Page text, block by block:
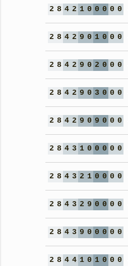
2 8 4 2 1 0 0 0 0 0
2 8 4 2 9 0 1 0 0 0
2 8 4 2 9 0 2 0 0 0
2 8 4 2 9 0 3 0 0 0
2 8 4 2 9 0 9 0 0 0
2 8 4 3 1 0 0 0 0 0
2 8 4 3 2 1 0 0 0 0
2 8 4 3 2 9 0 0 0 0
2 8 4 3 9 0 0 0 0 0
2 8 4 4 1 0 1 0 0 0